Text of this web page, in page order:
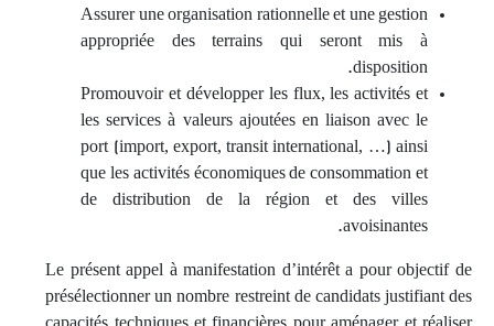
Assurer une organisation rationnelle et une gestion
appropriée des terrains qui seront mis à
disposition.
Promouvoir et développer les flux, les activités et
les services à valeurs ajoutées en liaison avec le
port (import, export, transit international, …) ainsi
que les activités économiques de consommation et
de distribution de la région et des villes
avoisinantes.
Le présent appel à manifestation d’intérêt a pour objectif de
présélectionner un nombre restreint de candidats justifiant des